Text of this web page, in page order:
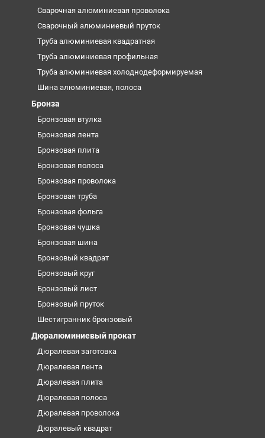
Сварочная алюминиевая проволока
Сварочный алюминиевый пруток
Труба алюминиевая квадратная
Труба алюминиевая профильная
Труба алюминиевая холоднодеформируемая
Шина алюминиевая, полоса
Бронза
Бронзовая втулка
Бронзовая лента
Бронзовая плита
Бронзовая полоса
Бронзовая проволока
Бронзовая труба
Бронзовая фольга
Бронзовая чушка
Бронзовая шина
Бронзовый квадрат
Бронзовый круг
Бронзовый лист
Бронзовый пруток
Шестигранник бронзовый
Дюралюминиевый прокат
Дюралевая заготовка
Дюралевая лента
Дюралевая плита
Дюралевая полоса
Дюралевая проволока
Дюралевый квадрат